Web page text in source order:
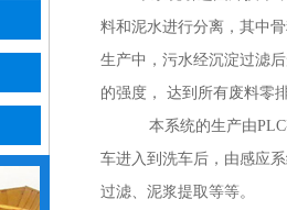
料和泥水进行分离，其中
生产中，污水经沉淀过滤
的强度， 达到所有废料零排
本系统的生产由PLC整
车进入到洗车后，由感应
过滤、泥浆提取等等。